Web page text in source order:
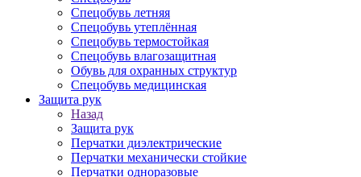
Спецобувь летняя
Спецобувь утеплённая
Спецобувь термостойкая
Спецобувь влагозащитная
Обувь для охранных структур
Спецобувь медицинская
Защита рук
Назад
Защита рук
Перчатки диэлектрические
Перчатки механически стойкие
Перчатки одноразовые